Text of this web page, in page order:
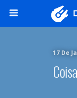
17 De